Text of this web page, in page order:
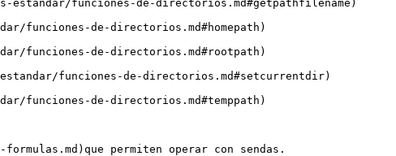
funciones-de-directorios.md#getpathfilename)
funciones-de-directorios.md#homepath)
funciones-de-directorios.md#rootpath)
funciones-de-directorios.md#setcurrentdir)
funciones-de-directorios.md#temppath)
permiten operar con sendas.